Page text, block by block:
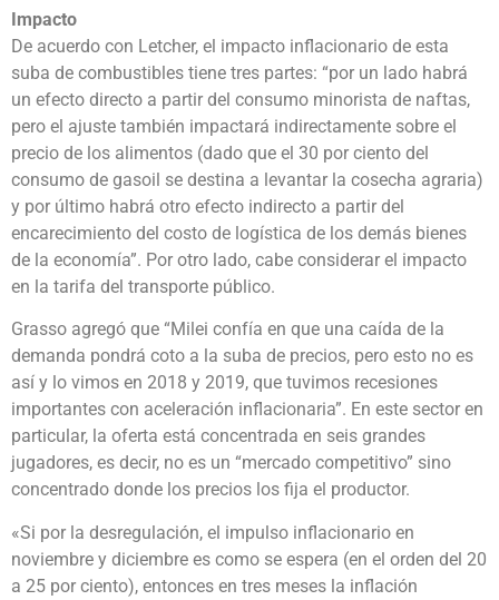
Impacto
De acuerdo con Letcher, el impacto inflacionario de esta
suba de combustibles tiene tres partes: “por un lado habrá
un efecto directo a partir del consumo minorista de naftas,
pero el ajuste también impactará indirectamente sobre el
precio de los alimentos (dado que el 30 por ciento del
consumo de gasoil se destina a levantar la cosecha agraria)
y por último habrá otro efecto indirecto a partir del
encarecimiento del costo de logística de los demás bienes
de la economía”. Por otro lado, cabe considerar el impacto
en la tarifa del transporte público.
Grasso agregó que “Milei confía en que una caída de la
demanda pondrá coto a la suba de precios, pero esto no es
así y lo vimos en 2018 y 2019, que tuvimos recesiones
importantes con aceleración inflacionaria”. En este sector en
particular, la oferta está concentrada en seis grandes
jugadores, es decir, no es un “mercado competitivo” sino
concentrado donde los precios los fija el productor.
«Si por la desregulación, el impulso inflacionario en
noviembre y diciembre es como se espera (en el orden del 20
a 25 por ciento), entonces en tres meses la inflación